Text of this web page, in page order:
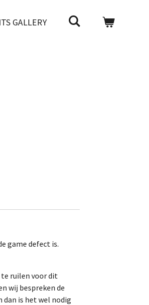
GALLERY
game defect is.
ruilen voor dit
wij bespreken de
is het wel nodig